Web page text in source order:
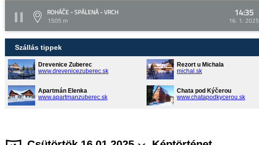
ROHÁČE - SPÁLENÁ - VRCH
1505 m
14:35
16. 1. 2025
Szállás tippek
Drevenice Zuberec
www.drevenicezuberec.sk
Rezort u Michala
michal.sk
Apartmán Elenka
www.apartmanzuberec.sk
Chata pod Kýčerou
www.chatapodkycerou.sk